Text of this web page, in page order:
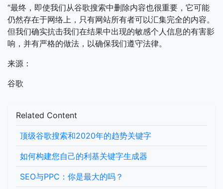
“最终，即使我们从谷歌搜索中删除内容也很重要，它可能
仍然存在于网络上，只有网站所有者可以汇集完全的内容。
但我们确实抗击我们在结果中出现的敏感个人信息的有害影
响，并有严格的做法，以确保我们遵守法律。
来源：
谷歌
Related Content
顶级谷歌搜索和2020年的趋势关键字
如何构建您自己的利基关键字生成器
SEO与PPC：你是最大的吗？